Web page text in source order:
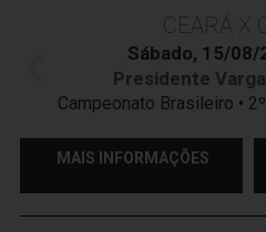
CEARÁ X
Sábado, 15/08/
Presidente
Campeonato Brasileiro •
MAIS INFORMAÇÕES